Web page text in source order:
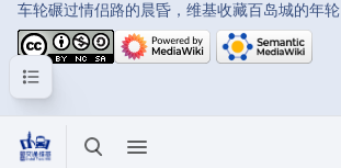
打开/关闭搜索
打开/关闭菜单
目录
车轮碾过情侣路的晨昏，维基收藏百岛城的年轮